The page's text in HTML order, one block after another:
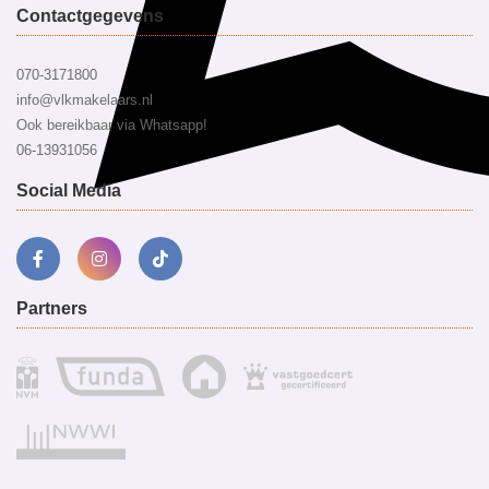
Contactgegevens
070-3171800
info@vlkmakelaars.nl
Ook bereikbaar via Whatsapp!
06-13931056
Social Media
Partners